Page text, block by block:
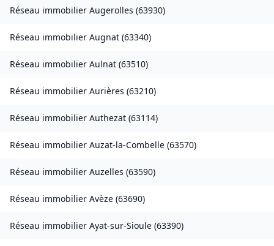
Réseau immobilier Augerolles (63930)
Réseau immobilier Augnat (63340)
Réseau immobilier Aulnat (63510)
Réseau immobilier Aurières (63210)
Réseau immobilier Authezat (63114)
Réseau immobilier Auzat-la-Combelle (63570)
Réseau immobilier Auzelles (63590)
Réseau immobilier Avèze (63690)
Réseau immobilier Ayat-sur-Sioule (63390)